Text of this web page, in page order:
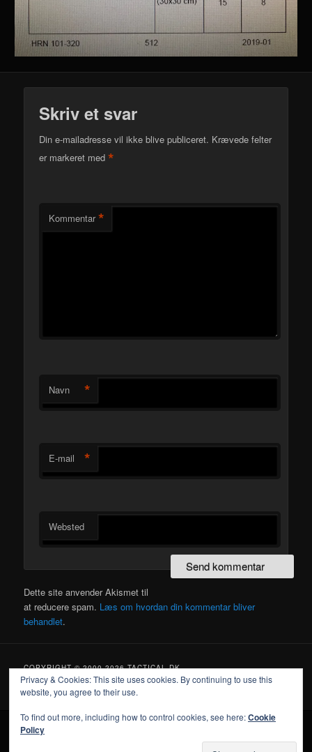
Skriv et svar
Din e-mailadresse vil ikke blive publiceret. Krævede felter
er markeret med*
Kommentar *
Navn *
E-mail *
Websted
Dette site anvender Akismet til
at reducere spam. Læs om hvordan din kommentar bliver
behandlet.
COPYRIGHT © 2000-2026 TACTICAL.DK
Privacy & Cookies: This site uses cookies. By continuing to use this
website, you agree to their use.
To find out more, including how to control cookies, see here:Cookie
Policy